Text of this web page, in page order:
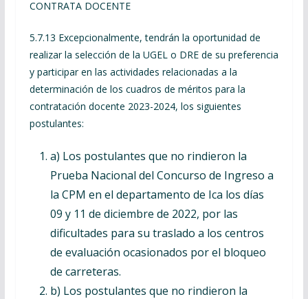
CONTRATA DOCENTE
5.7.13 Excepcionalmente, tendrán la oportunidad de
realizar la selección de la UGEL o DRE de su preferencia
y participar en las actividades relacionadas a la
determinación de los cuadros de méritos para la
contratación docente 2023-2024, los siguientes
postulantes:
a) Los postulantes que no rindieron la
Prueba Nacional del Concurso de Ingreso a
la CPM en el departamento de Ica los días
09 y 11 de diciembre de 2022, por las
dificultades para su traslado a los centros
de evaluación ocasionados por el bloqueo
de carreteras.
b) Los postulantes que no rindieron la